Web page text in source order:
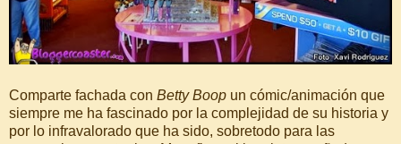
Comparte fachada con Betty Boop un cómic/animación que
siempre me ha fascinado por la complejidad de su historia y
por lo infravalorado que ha sido, sobretodo para las